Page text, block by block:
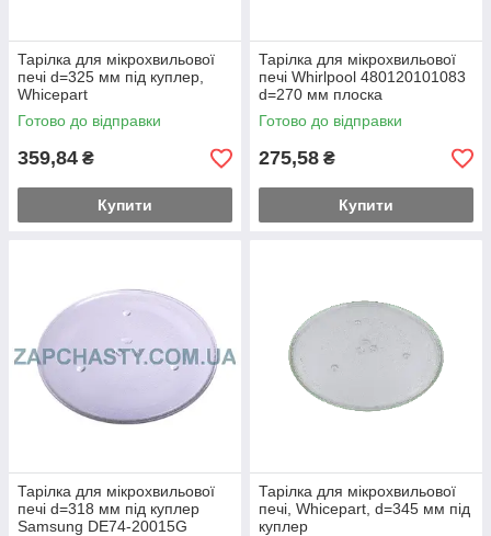
Тарілка для мікрохвильової
печі d=325 мм під куплер,
Whicepart
Готово до відправки
359,84 ₴
Купити
Тарілка для мікрохвильової
печі Whirlpool 480120101083
d=270 мм плоска
Готово до відправки
275,58 ₴
Купити
Тарілка для мікрохвильової
печі d=318 мм під куплер
Samsung DE74-20015G
Тарілка для мікрохвильової
печі, Whicepart, d=345 мм під
куплер